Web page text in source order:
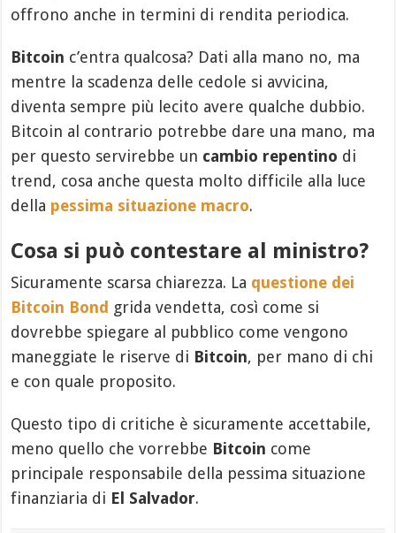
offrono anche in termini di rendita periodica.
Bitcoin c’entra qualcosa? Dati alla mano no, ma
mentre la scadenza delle cedole si avvicina,
diventa sempre più lecito avere qualche dubbio.
Bitcoin al contrario potrebbe dare una mano, ma
per questo servirebbe un cambio repentino di
trend, cosa anche questa molto difficile alla luce
della pessima situazione macro.
Cosa si può contestare al ministro?
Sicuramente scarsa chiarezza. La questione dei
Bitcoin Bond grida vendetta, così come si
dovrebbe spiegare al pubblico come vengono
maneggiate le riserve di Bitcoin, per mano di chi
e con quale proposito.
Questo tipo di critiche è sicuramente accettabile,
meno quello che vorrebbe Bitcoin come
principale responsabile della pessima situazione
finanziaria di El Salvador.